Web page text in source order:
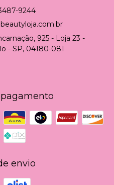
9244
925 - Loja 23 -
- SP, 04180-081
envio